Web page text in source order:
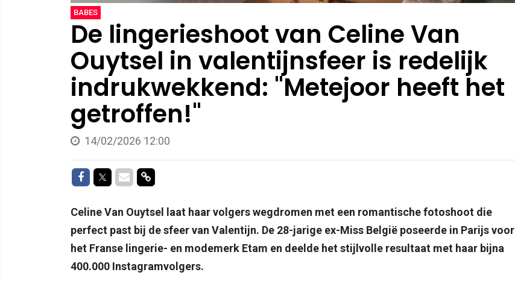
BABES
De lingerieshoot van Celine Van
Ouytsel in valentijnsfeer is redelijk
indrukwekkend: "Metejoor heeft het
getroffen!"
14/02/2026 12:00
Delen op Facebook
Delen op Twitter
Delen via Mail
Delen via link
Celine Van Ouytsel laat haar volgers wegdromen met een romantische fotoshoot die
perfect past bij de sfeer van Valentijn. De 28-jarige ex-Miss België poseerde in Parijs voor
het Franse lingerie- en modemerk Etam en deelde het stijlvolle resultaat met haar bijna
400.000 Instagramvolgers.